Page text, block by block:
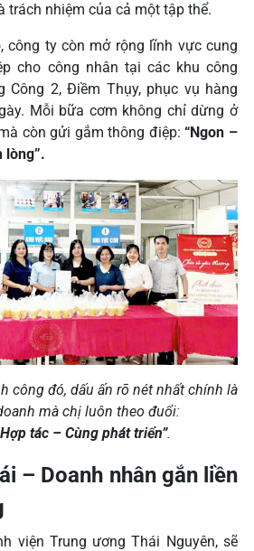
trách nhiệm của cả một tập thể.
công ty còn mở rộng lĩnh vực cung
cho công nhân tại các khu công
Công 2, Điềm Thụy, phục vụ hàng
Mỗi bữa cơm không chỉ dừng ở
còn gửi gắm thông điệp:“Ngon –
lòng”.
công đó, dấu ấn rõ nét nhất chính là
mà chị luôn theo đuổi:
tác – Cùng phát triển”.
– Doanh nhân gắn liền
viện Trung ương Thái Nguyên, sẽ